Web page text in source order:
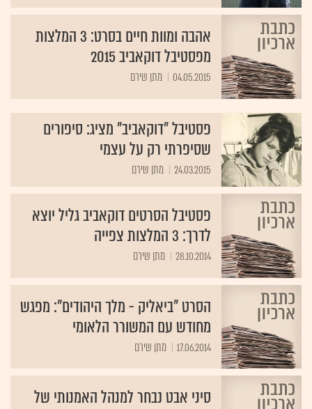
אהבה ומוות חיים בסרט: 3 המלצות
מפסטיבל דוקאביב 2015
04.05.2015 מתן שירם
פסטיבל "דוקאביב" מציג: סיפורים
שסיפרתי רק על עצמי
24.03.2015 מתן שירם
פסטיבל הסרטים דוקאביב גליל יוצא
לדרך: 3 המלצות צפייה
28.10.2014 מתן שירם
הסרט "ביאליק - מלך היהודים": מפגש
מחודש עם המשורר הלאומי
17.06.2014 מתן שירם
סיני אבט נבחר למנהל האמנותי של